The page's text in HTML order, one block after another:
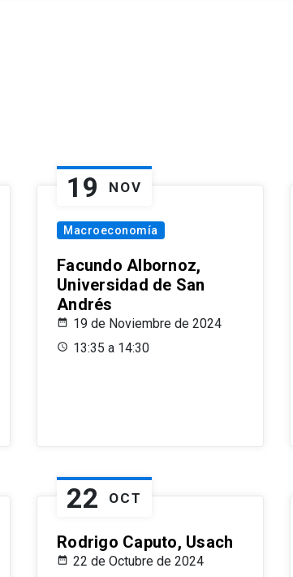
19 NOV
Macroeconomía
Facundo Albornoz,
Universidad de San
Andrés
19 de Noviembre de 2024
13:35 a 14:30
22 OCT
Rodrigo Caputo, Usach
22 de Octubre de 2024